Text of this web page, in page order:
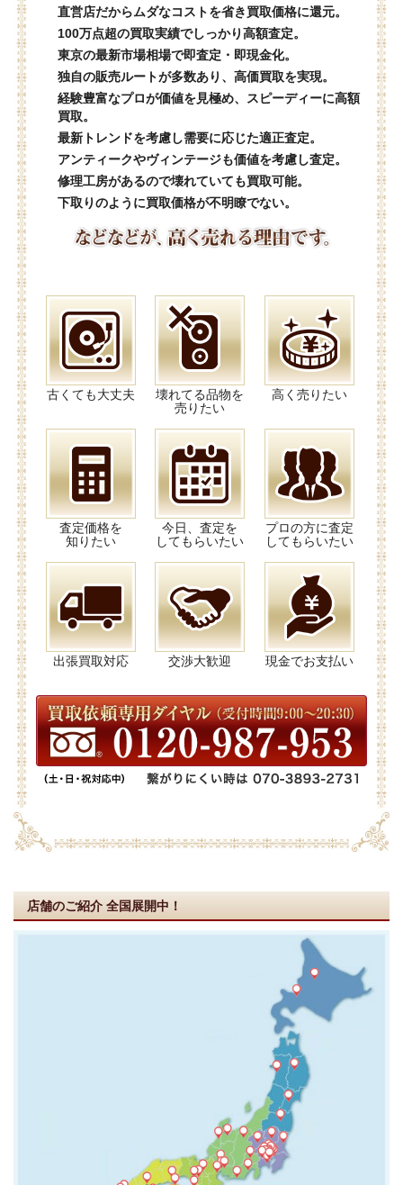
直営店だからムダなコストを省き買取価格に還元。
100万点超の買取実績でしっかり高額査定。
東京の最新市場相場で即査定・即現金化。
独自の販売ルートが多数あり、高価買取を実現。
経験豊富なプロが価値を見極め、スピーディーに高額
買取。
最新トレンドを考慮し需要に応じた適正査定。
アンティークやヴィンテージも価値を考慮し査定。
修理工房があるので壊れていても買取可能。
下取りのように買取価格が不明瞭でない。
古くても大丈夫
壊れてる品物を
売りたい
高く売りたい
査定価格を
知りたい
今日、査定を
してもらいたい
プロの方に査定
してもらいたい
出張買取対応 交渉大歓迎 現金でお支払い
店舗のご紹介 全国展開中！